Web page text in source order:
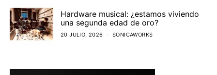
Hardware musical: ¿estamos viviendo
una segunda edad de oro?
20 JULIO, 2026 SONICAWORKS